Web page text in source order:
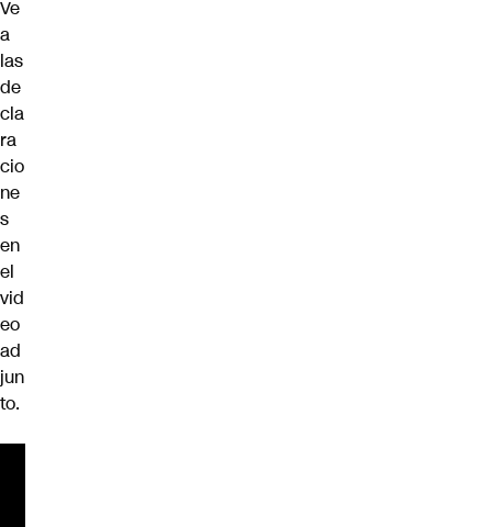
Ve
a
las
de
cla
ra
cio
ne
s
en
el
vid
eo
ad
jun
to.